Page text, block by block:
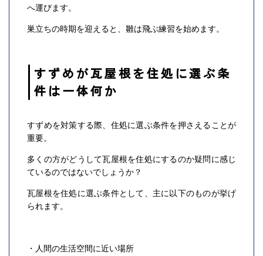
へ運びます。
巣立ちの時期を迎えると、雛は飛ぶ練習を始めます。
すずめが瓦屋根を住処に選ぶ条
件は一体何か
すずめを対策する際、住処に選ぶ条件を押さえることが
重要。
多くの方がどうして瓦屋根を住処にするのか疑問に感じ
ているのではないでしょうか？
瓦屋根を住処に選ぶ条件として、主に以下のものが挙げ
られます。
・人間の生活空間に近い場所